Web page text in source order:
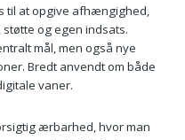
til at opgive afhængighed,
og egen indsats.
mål, men også nye
Bredt anvendt om både
vaner.
ærbarhed, hvor man